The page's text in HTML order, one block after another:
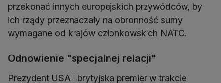
przekonać innych europejskich przywódców, by
ich rządy przeznaczały na obronność sumy
wymagane od krajów członkowskich NATO.
Odnowienie "specjalnej relacji"
Prezydent USA i brytyjska premier w trakcie